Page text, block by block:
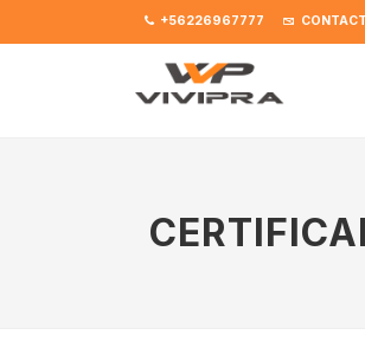
+56226967777